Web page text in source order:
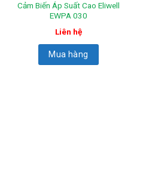
Cảm Biến Áp Suất Cao Eliwell
EWPA 030
Liên hệ
Mua hàng